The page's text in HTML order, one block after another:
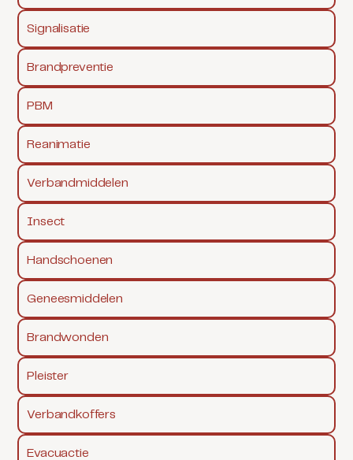
Signalisatie
Brandpreventie
PBM
Reanimatie
Verbandmiddelen
Insect
Handschoenen
Geneesmiddelen
Brandwonden
Pleister
Verbandkoffers
Evacuactie